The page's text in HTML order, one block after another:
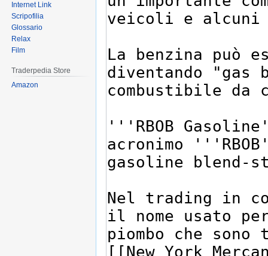
Internet Link
Scripofilia
Glossario
Relax
Film
Traderpedia Store
Amazon